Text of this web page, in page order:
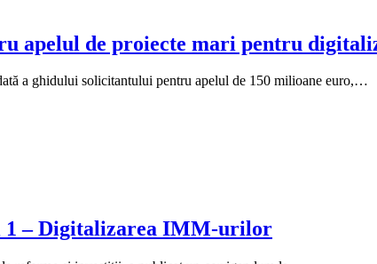
apelul de proiecte mari pentru
a ghidului solicitantului pentru apelul de 150 milioane euro,…
1 – Digitalizarea IMM-urilor